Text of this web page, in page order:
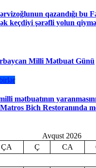
qazandığı bu
keçdiyi şərəfli yolun
Milli Mətbuat Günü
mətbuatının
Bich Restoranında
Avqust 2026
ÇA Ç CA